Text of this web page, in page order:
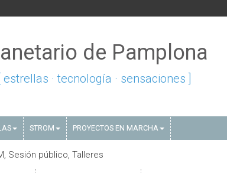
de Pamplona
[ estrellas · tecnología · sensaciones ]
STROM PROYECTOS EN MARCHA
Sesión público, Talleres